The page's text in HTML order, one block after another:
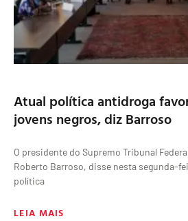
Atual política antidroga
jovens negros, diz Barroso
O presidente do Supremo Tribunal
Roberto Barroso, disse nesta segunda-
política
LEIA MAIS